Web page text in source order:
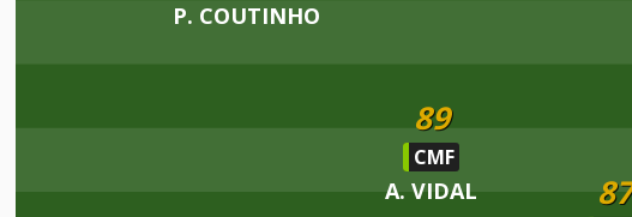
89
CMF
A. VIDAL
P. COUTINHO